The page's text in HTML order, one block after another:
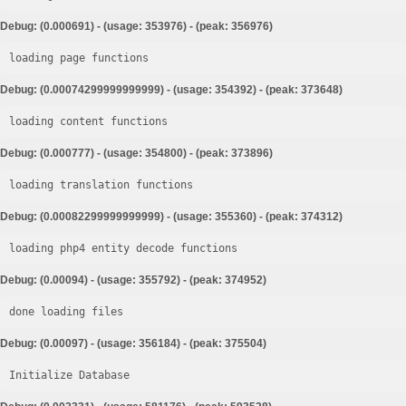
Debug: (0.000691) - (usage: 353976) - (peak: 356976)
loading page functions
Debug: (0.00074299999999999) - (usage: 354392) - (peak: 373648)
loading content functions
Debug: (0.000777) - (usage: 354800) - (peak: 373896)
loading translation functions
Debug: (0.00082299999999999) - (usage: 355360) - (peak: 374312)
loading php4 entity decode functions
Debug: (0.00094) - (usage: 355792) - (peak: 374952)
done loading files
Debug: (0.00097) - (usage: 356184) - (peak: 375504)
Initialize Database